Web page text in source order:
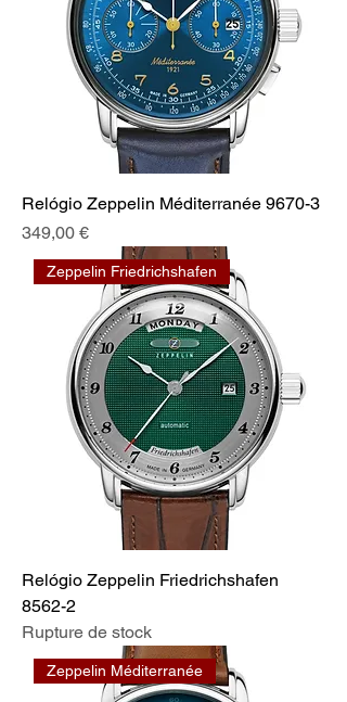
Relógio Zeppelin Méditerranée 9670-3
Prix
349,00 €
Zeppelin Friedrichshafen
Relógio Zeppelin Friedrichshafen
8562-2
Rupture de stock
Zeppelin Méditerranée